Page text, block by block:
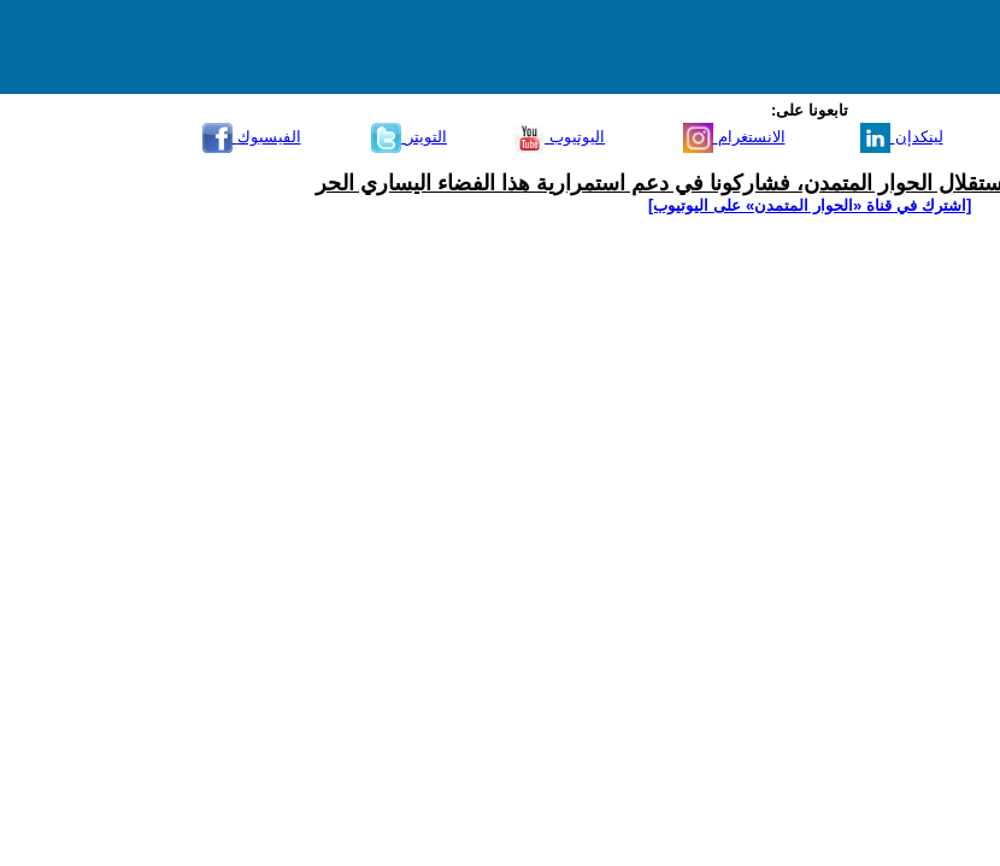
تابعونا على:
الفيسبوك
التويتر اليوتيوب الانستغرام لينكدإن
الحوار المتمدن، فشاركونا في دعم استمرارية هذا الفضاء اليساري الحر
[اشترك في قناة ‫«الحوار المتمدن» على اليوتيوب]